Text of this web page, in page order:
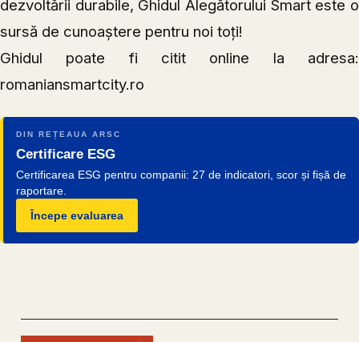
dezvoltării durabile, Ghidul Alegătorului Smart este o
sursă de cunoaștere pentru noi toți!
Ghidul poate fi citit online la adresa:
romaniansmartcity.ro
DIN REȚEAUA ARSC
Certificare ESG
Certificarea ESG pentru companii: 27 de indicatori, scor și fișă de
raportare.
Începe evaluarea